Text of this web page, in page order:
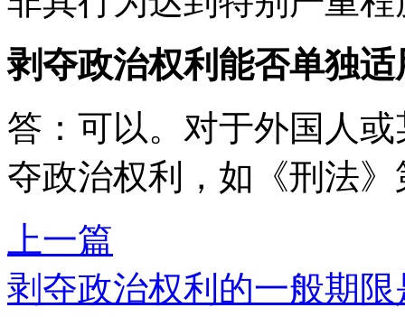
剥夺政治权利能否单独适
答：可以。对于外国人
夺政治权利，如《刑法
上一篇
剥夺政治权利的一般期限